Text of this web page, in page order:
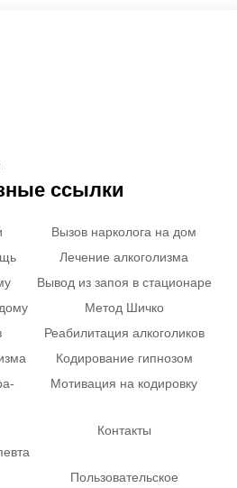
ссылки
Вызов нарколога на дом
Лечение алкоголизма
Вывод из запоя в стационаре
Метод Шичко
Реабилитация алкоголиков
Кодирование гипнозом
Мотивация на кодировку
Контакты
Пользовательское